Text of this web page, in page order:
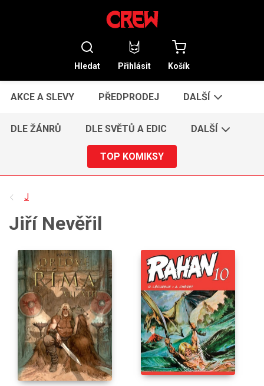
Hledat Přihlásit Košík
AKCE A SLEVY PŘEDPRODEJ DALŠÍ
DLE ŽÁNRŮ DLE SVĚTŮ A EDIC DALŠÍ
TOP KOMIKSY
J
Jiří Nevěřil